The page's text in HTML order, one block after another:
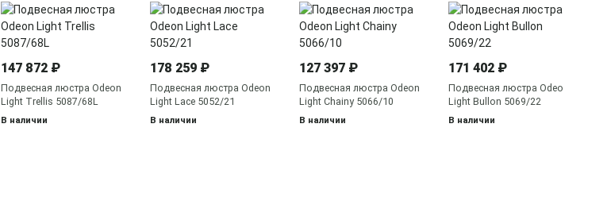
147 872 ₽
Подвесная люстра Odeon
Light Trellis 5087/68L
В наличии
178 259 ₽
Подвесная люстра Odeon
Light Lace 5052/21
В наличии
127 397 ₽
Подвесная люстра Odeon
Light Chainy 5066/10
В наличии
171 402 ₽
Подвесная люстра Odeon
Light Bullon 5069/22
В наличии